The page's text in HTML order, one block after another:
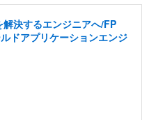
決するエンジニアへ/FP
ドアプリケーションエンジ